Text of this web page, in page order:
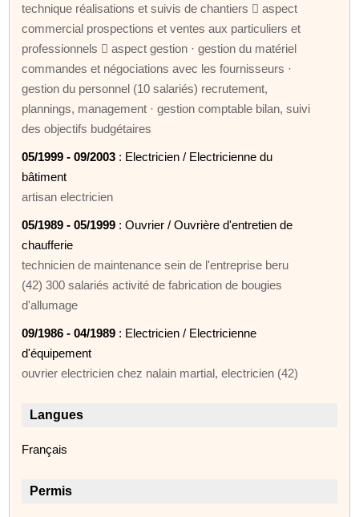
technique réalisations et suivis de chantiers  aspect
commercial prospections et ventes aux particuliers et
professionnels  aspect gestion · gestion du matériel
commandes et négociations avec les fournisseurs ·
gestion du personnel (10 salariés) recrutement,
plannings, management · gestion comptable bilan, suivi
des objectifs budgétaires
05/1999 - 09/2003 : Electricien / Electricienne du
bâtiment
artisan electricien
05/1989 - 05/1999 : Ouvrier / Ouvrière d'entretien de
chaufferie
technicien de maintenance sein de l'entreprise beru
(42) 300 salariés activité de fabrication de bougies
d'allumage
09/1986 - 04/1989 : Electricien / Electricienne
d'équipement
ouvrier electricien chez nalain martial, electricien (42)
Langues
Français
Permis